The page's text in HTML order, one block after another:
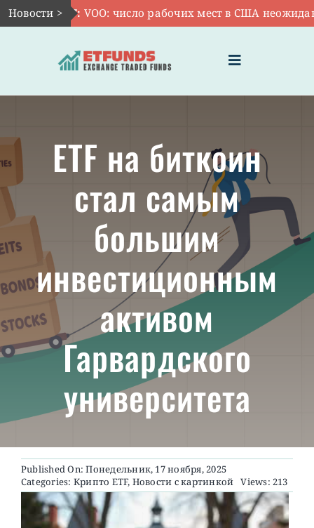
Skip
to
Новости >
Авг 7: VOO: число рабочих мест в США неожиданно
Toggle
Navigation
ЧТО ТАКОЕ ETF
ИНВЕСТИЦИИ В ETF
ТЕМАТИЧЕСКИЕ ETF
АКТУАЛЬНЫЕ
О ПРОЕКТЕ
ETF на биткоин
стал самым
большим
инвестиционным
активом
Гарвардского
университета
Published On: Понедельник, 17 ноября, 2025
Categories: Крипто ETF, Новости с картинкой Views: 213